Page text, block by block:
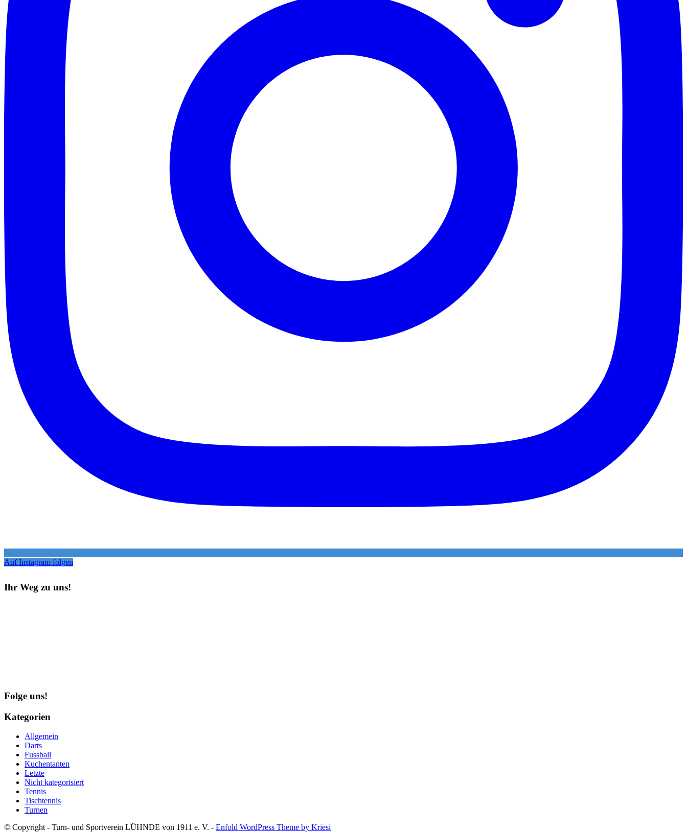
Auf Instagram folgen
Ihr Weg zu uns!
Folge uns!
Kategorien
Allgemein
Darts
Fussball
Kuchentanten
Letzte
Nicht kategorisiert
Tennis
Tischtennis
Turnen
© Copyright - Turn- und Sportverein LÜHNDE von 1911 e. V. - Enfold WordPress Theme by Kriesi